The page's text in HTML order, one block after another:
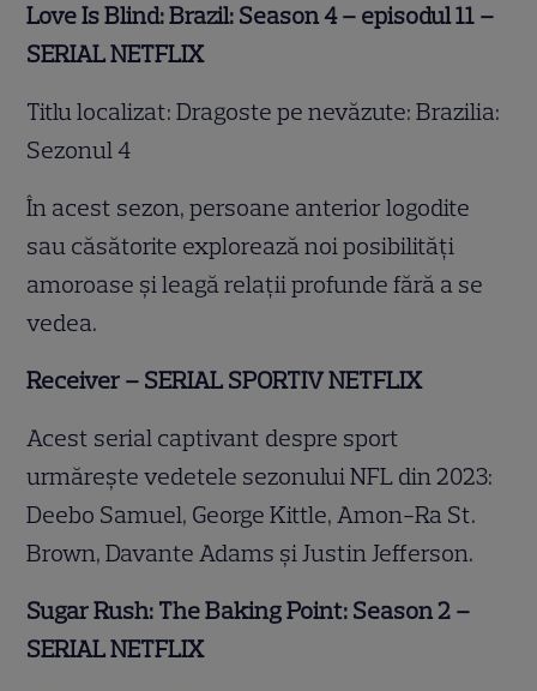
Love Is Blind: Brazil: Season 4 – episodul 11 –
SERIAL NETFLIX
Titlu localizat: Dragoste pe nevăzute: Brazilia:
Sezonul 4
În acest sezon, persoane anterior logodite
sau căsătorite explorează noi posibilități
amoroase și leagă relații profunde fără a se
vedea.
Receiver – SERIAL SPORTIV NETFLIX
Acest serial captivant despre sport
urmărește vedetele sezonului NFL din 2023:
Deebo Samuel, George Kittle, Amon-Ra St.
Brown, Davante Adams și Justin Jefferson.
Sugar Rush: The Baking Point: Season 2 –
SERIAL NETFLIX